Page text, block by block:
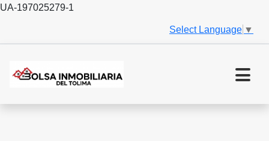
UA-197025279-1
Select Language ▼